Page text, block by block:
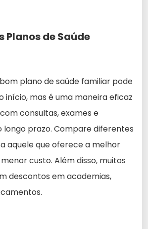
Planos de Saúde
plano de saúde familiar pode
início, mas é uma maneira eficaz
consultas, exames e
prazo. Compare diferentes
aquele que oferece a melhor
custo. Além disso, muitos
descontos em academias,